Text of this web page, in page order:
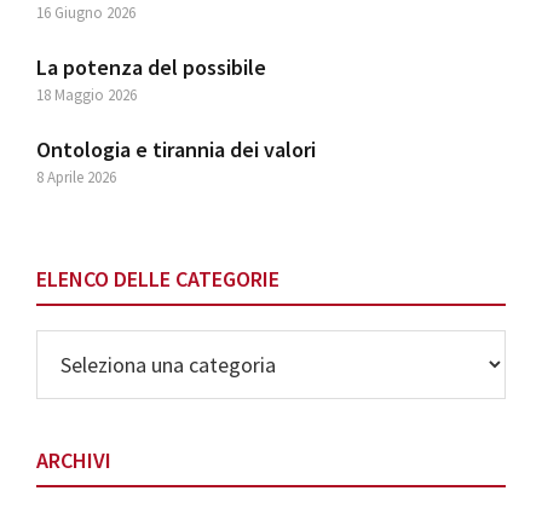
16 Giugno 2026
La potenza del possibile
18 Maggio 2026
Ontologia e tirannia dei valori
8 Aprile 2026
ELENCO DELLE CATEGORIE
delle
Categorie
ARCHIVI